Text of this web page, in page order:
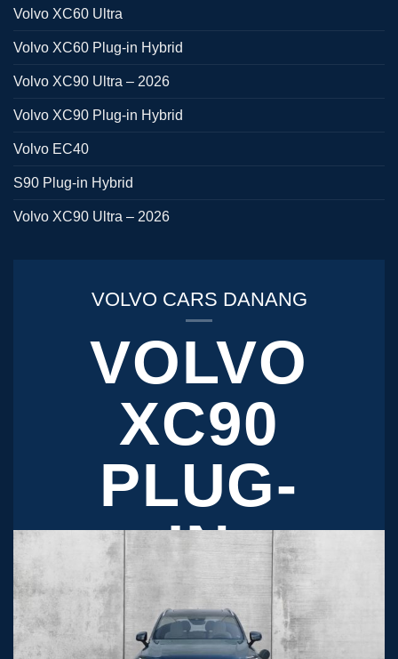
Volvo XC60 Ultra
Volvo XC60 Plug-in Hybrid
Volvo XC90 Ultra – 2026
Volvo XC90 Plug-in Hybrid
Volvo EC40
S90 Plug-in Hybrid
Volvo XC90 Ultra – 2026
VOLVO CARS DANANG
VOLVO
XC90
PLUG-
IN
HYBRID